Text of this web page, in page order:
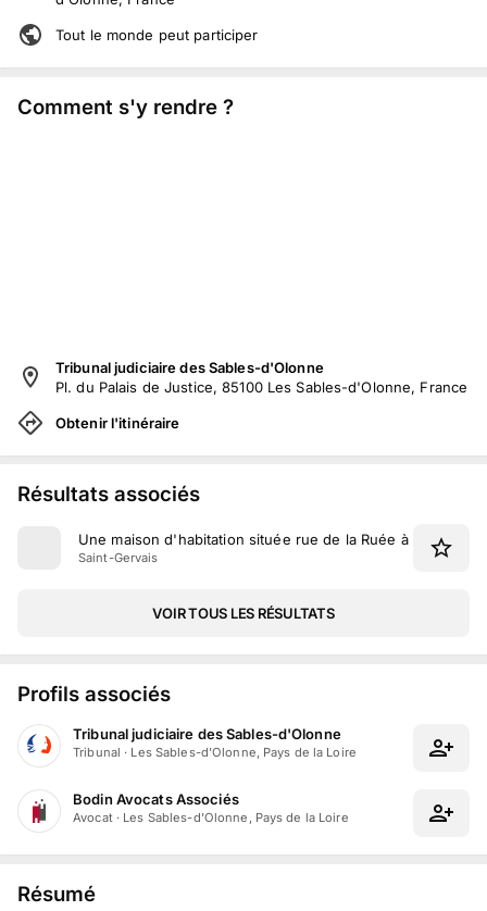
Tout le monde peut participer
Comment s'y rendre ?
Tribunal judiciaire des Sables-d'Olonne
Pl. du Palais de Justice, 85100 Les Sables-d'Olonne, France
Obtenir l'itinéraire
Résultats associés
Une maison d'habitation située rue de la Ruée à Saint-
Saint-Gervais
VOIR TOUS LES RÉSULTATS
Profils associés
Tribunal judiciaire des Sables-d'Olonne
Tribunal · Les Sables-d'Olonne, Pays de la Loire
Bodin Avocats Associés
Avocat· Les Sables-d'Olonne, Pays de la Loire
Résumé